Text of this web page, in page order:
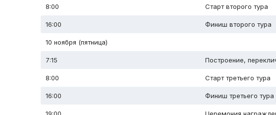
8:00 Старт второго тура
16:00 Финиш второго тура
10 ноября (пятница)
7:15 Построение,
8:00 Старт третьего тура
16:00 Финиш третьего тура